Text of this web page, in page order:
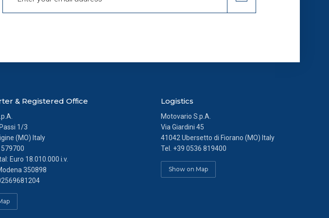
dei soli cookie tecnici ed analytics anonimi, per i
in qualsiasi momento, accedendo al link presente nel
& Registered Office
1/3
(MO) Italy
Euro 18.010.000 i.v.
350898
Logistics
Motovario S.p.A.
Via Giardini 45
41042 Ubersetto di Fiorano (MO) Italy
Tel. +39 0536 819400
Show on Map